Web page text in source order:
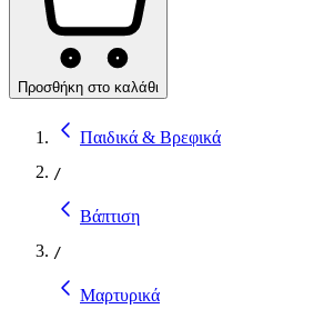
Προσθήκη στο καλάθι
Παιδικά & Βρεφικά
/
Βάπτιση
/
Μαρτυρικά